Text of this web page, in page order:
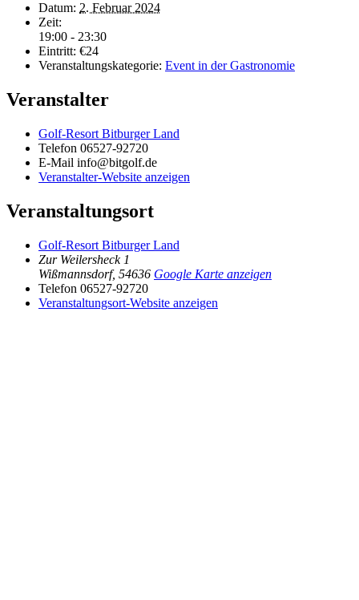
Datum: 2. Februar 2024
Zeit:
19:00 - 23:30
Eintritt: €24
Veranstaltungskategorie: Event in der Gastronomie
Veranstalter
Golf-Resort Bitburger Land
Telefon 06527-92720
E-Mail info@bitgolf.de
Veranstalter-Website anzeigen
Veranstaltungsort
Golf-Resort Bitburger Land
Zur Weilersheck 1
Wißmannsdorf, 54636 Google Karte anzeigen
Telefon 06527-92720
Veranstaltungsort-Website anzeigen